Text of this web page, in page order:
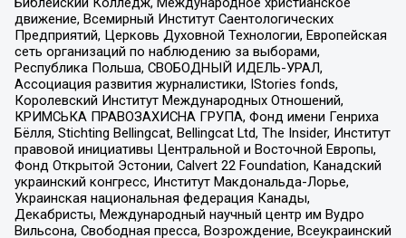
движение, Всемирный Институт Саентологических
Предприятий, Церковь Духовной Технологии, Европейская
сеть организаций по наблюдению за выборами,
Республика Польша, СВОБОДНЫЙ ИДЕЛЬ-УРАЛ,
Ассоциация развития журналистики, IStories fonds,
Королевский Институт Международных Отношений,
КРИМСЬКА ПРАВОЗАХИСНА ГРУПА, Фонд имени Генриха
Бёлля, Stichting Bellingcat, Bellingcat Ltd, The Insider, Институт
правовой инициативы Центральной и Восточной Европы,
Фонд Открытой Эстонии, Calvert 22 Foundation, Канадский
украинский конгресс, Институт Макдональда-Лорье,
Украинская национальная федерация Канады,
Декабристы, Международный научный центр им Вудро
Вильсона, Свободная пресса, Возрождение, Всеукраинский